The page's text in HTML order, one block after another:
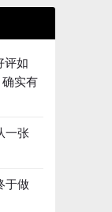
评如
实有
一张
于做